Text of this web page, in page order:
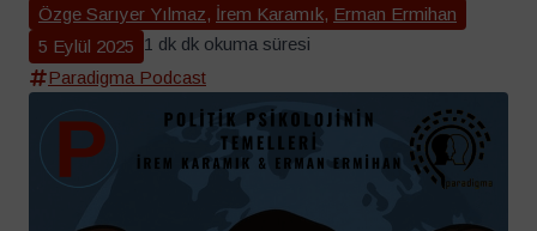
Özge Sarıyer Yılmaz, İrem Karamık, Erman Ermihan
5 Eylül 2025 1 dk dk okuma süresi
Paradigma Podcast